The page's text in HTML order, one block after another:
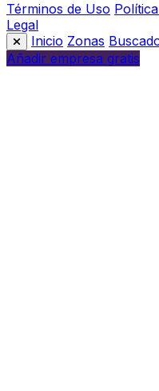
Términos de Uso
Legal
Inicio Zonas
Añadir empresa gratis